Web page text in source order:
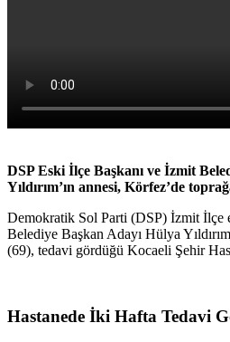
DSP Eski İlçe Başkanı ve İzmit
Yıldırım’ın annesi, Körfez’de
Demokratik Sol Parti (DSP) İzmit İlçe
Belediye Başkan Adayı Hülya
(69), tedavi gördüğü Kocaeli Şehir
Hastanede İki Hafta Tedavi